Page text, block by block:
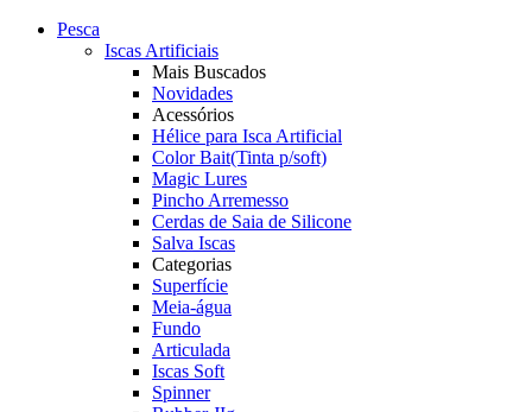
Pesca
Iscas Artificiais
Mais Buscados
Novidades
Acessórios
Hélice para Isca Artificial
Color Bait(Tinta p/soft)
Magic Lures
Pincho Arremesso
Cerdas de Saia de Silicone
Salva Iscas
Categorias
Superfície
Meia-água
Fundo
Articulada
Iscas Soft
Spinner